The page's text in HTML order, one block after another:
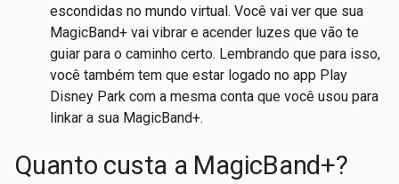
escondidas no mundo virtual. Você vai ver que sua
MagicBand+ vai vibrar e acender luzes que vão te
guiar para o caminho certo. Lembrando que para isso,
você também tem que estar logado no app Play
Disney Park com a mesma conta que você usou para
linkar a sua MagicBand+.
Quanto custa a MagicBand+?